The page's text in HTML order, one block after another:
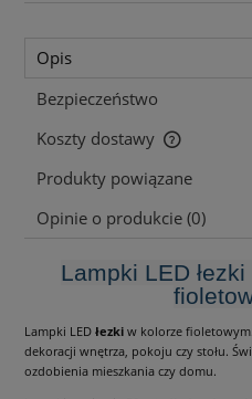
Opis
Bezpieczeństwo
Koszty dostawy
Cena nie zawiera ewentualnych
Produkty powiązane
Opinie o produkcie (0)
Lampki LED
Lampki LED łezki w kolorze
dekoracji wnętrza, pokoju czy stołu.
ozdobienia mieszkania czy domu.